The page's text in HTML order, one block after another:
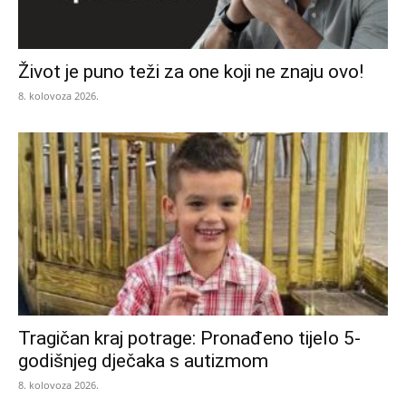
Život je puno teži za one koji ne znaju ovo!
8. kolovoza 2026.
Tragičan kraj potrage: Pronađeno tijelo 5-
godišnjeg dječaka s autizmom
8. kolovoza 2026.